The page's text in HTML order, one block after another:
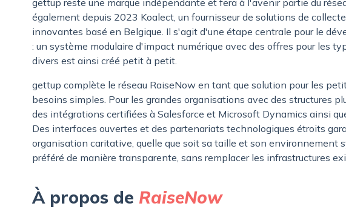
gettup reste une marque indépendante et fera à l'avenir partie du
également depuis 2023 Koalect, un fournisseur de solutions de
innovantes basé en Belgique. Il s'agit d'une étape centrale pour le
: un système modulaire d'impact numérique avec des offres pour les
divers est ainsi créé petit à petit.
gettup complète le réseau RaiseNow en tant que solution pour les
besoins simples. Pour les grandes organisations avec des structures
des intégrations certifiées à Salesforce et Microsoft Dynamics ainsi
Des interfaces ouvertes et des partenariats technologiques étroits
organisation caritative, quelle que soit sa taille et son environnement
préféré de manière transparente, sans remplacer les infrastructures
À propos de RaiseNow